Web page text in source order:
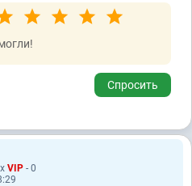
Спросить
VIP - 0